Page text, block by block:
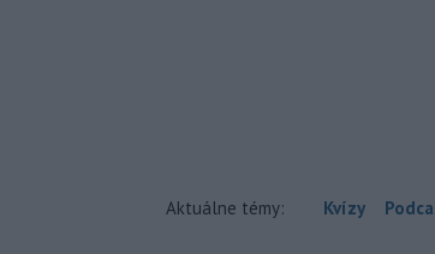
Aktuálne témy: Kvízy